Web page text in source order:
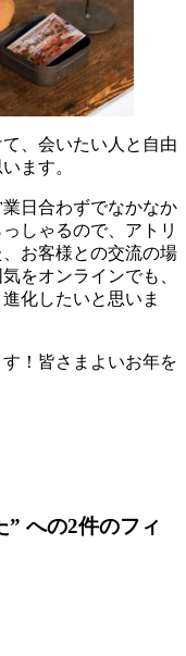
、会いたい人と自由
ます。
日合わずでなかなか
しゃるので、アトリ
お客様との交流の場
をオンラインでも、
化したいと思いま
！皆さまよいお年を
” への2件のフィ